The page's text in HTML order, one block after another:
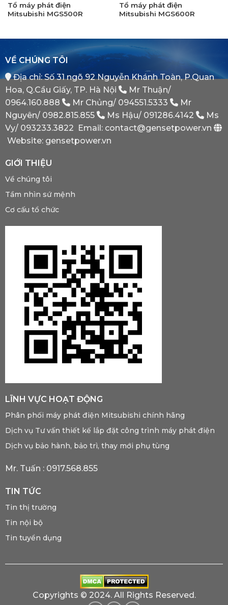
Tổ máy phát điện
Mitsubishi MGS500R
Tổ máy phát điện
Mitsubishi MGS600R
VỀ CHÚNG TÔI
Địa chỉ: Số 31 ngõ 92 Nguyễn Khánh Toàn, P.Quan
Hoa, Q.Cầu Giấy, TP. Hà Nội
Mr Thuận/
0964.160.888
Mr Chủng/ 094551.5333
Mr
Nguyên/ 0982.815.855 Ms Hậu/ 091286.4142
Ms
Vy/ 093233.3822 Email: contact@gensetpower.vn
Website: gensetpower.vn
GIỚI THIỆU
Về chúng tôi
Tầm nhìn sứ mệnh
Cơ cấu tổ chức
LĨNH VỰC HOẠT ĐỘNG
Phân phối máy phát điện Mitsubishi chính hãng
Dịch vụ Tư vấn thiết kế lắp đặt công trình máy phát điện
Dịch vụ bảo hành, bảo trì, thay mới phụ tùng
Mr. Tuấn : 0917.568.855
TIN TỨC
Tin thị trường
Tin nội bộ
Tin tuyển dụng
Copyrights © 2024. All Rights Reserved.